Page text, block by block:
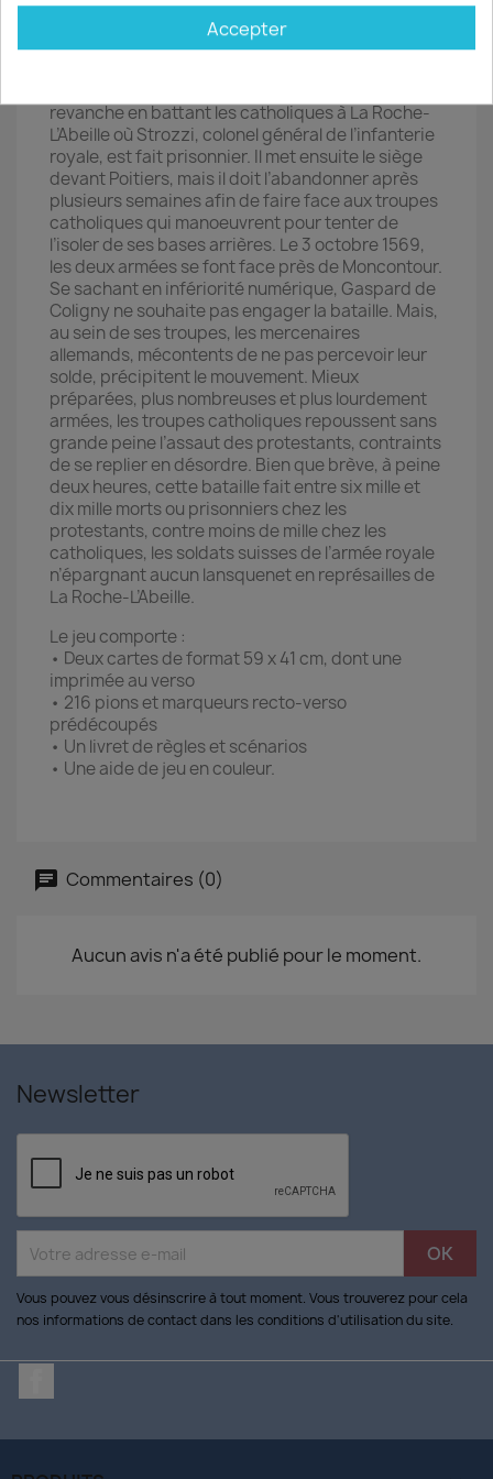
ne parvient pas à capturer la ville de Cognac. Il n’a
pas non plus de troupes suffisantes pour fournir
revanche en battant les catholiques à La Roche-
L’Abeille où Strozzi, colonel général de l’infanterie
royale, est fait prisonnier. Il met ensuite le siège
devant Poitiers, mais il doit l’abandonner après
plusieurs semaines afin de faire face aux troupes
catholiques qui manoeuvrent pour tenter de
l’isoler de ses bases arrières. Le 3 octobre 1569,
les deux armées se font face près de Moncontour.
Se sachant en infériorité numérique, Gaspard de
Coligny ne souhaite pas engager la bataille. Mais,
au sein de ses troupes, les mercenaires
allemands, mécontents de ne pas percevoir leur
solde, précipitent le mouvement. Mieux
préparées, plus nombreuses et plus lourdement
armées, les troupes catholiques repoussent sans
grande peine l’assaut des protestants, contraints
de se replier en désordre. Bien que brève, à peine
deux heures, cette bataille fait entre six mille et
dix mille morts ou prisonniers chez les
protestants, contre moins de mille chez les
catholiques, les soldats suisses de l’armée royale
n’épargnant aucun lansquenet en représailles de
La Roche-L’Abeille.
Le jeu comporte :
• Deux cartes de format 59 x 41 cm, dont une
imprimée au verso
• 216 pions et marqueurs recto-verso
prédécoupés
• Un livret de règles et scénarios
• Une aide de jeu en couleur.
Commentaires (0)
Aucun avis n'a été publié pour le moment.
Newsletter
Vous pouvez vous désinscrire à tout moment. Vous trouverez pour cela
nos informations de contact dans les conditions d'utilisation du site.
Accepter